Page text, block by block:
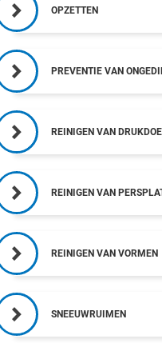
OPZETTEN
PREVENTIE VAN
REINIGEN VAN
REINIGEN VAN
REINIGEN VAN VORMEN
SNEEUWRUIMEN